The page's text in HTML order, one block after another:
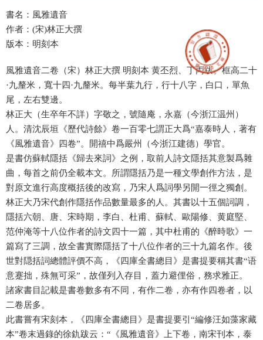
書名：風雅遺音
作者：(宋)林正大撰
版本：明刻本
風雅遺音二卷（宋）林正大撰 明刻本 黄丕烈、丁丙跋。框高二十
·九釐米，寬十四·九釐米。每半葉九行，行十八字，白口，單魚
尾，左右雙邊。
林正大（生卒年不詳）字敬之，號隨庵，永嘉（今浙江温州）
人。清沈辰垣《歷代詩餘》卷一百零七謂正大爲“嘉泰時人，著有
《風雅遺音》四卷”。開禧中爲嚴州（今浙江建德）學官。
是書仿蘇軾隱括《歸去來詞》之例，取前人詩文隱括其意製爲雜
曲，每首之前仍全載本文。所謂隱括乃是一種文學創作方法，是
對原文進行高度概括後的改寫，乃宋人爲詞學另開一徑之獨創。
林正大乃宋代創作隱括作品數量最多的人。其書以十五個詞調，
隱括六朝、唐、宋時期，李白、杜甫、蘇軾、歐陽修、黄庭堅、
范仲淹等十八位作者的詩文四十一篇，其中杜甫的《醉時歌》一
篇寫了三調，故全書實際隱括了十八位作者的三十九篇名作。後
世對隠括詞總體評價不高，《四庫全書總目》是書提要稱其書“语
意蹇拙，殊無可采”，故僅列入存目，蓋力避俚俗，務求雅正。
諸家書目記載是書卷數多有不同，有作二卷，亦有作四卷者，以
二卷居多。
此書嘗有宋刻本，《四庫全書總目》是書提要引“編修汪如藻家藏
本”卷末過錄的徐釚跋云：“《風雅遺音》上下卷，南宋刊本，泰